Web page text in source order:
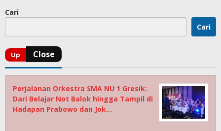
Cari
Cari
Perjalanan Orkestra SMA NU 1 Gresik:
Dari Belajar Not Balok hingga Tampil di
Hadapan Prabowo dan Jok…